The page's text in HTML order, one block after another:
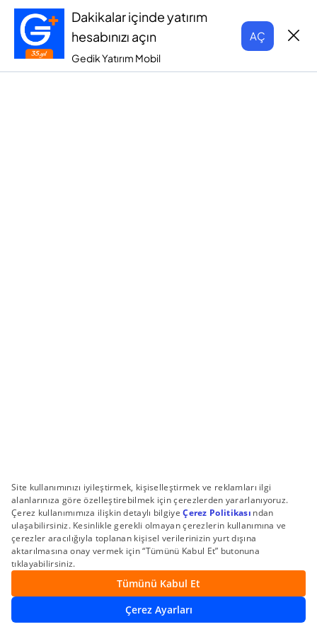
Dakikalar içinde yatırım
hesabınızı açın
Gedik Yatırım Mobil
AÇ